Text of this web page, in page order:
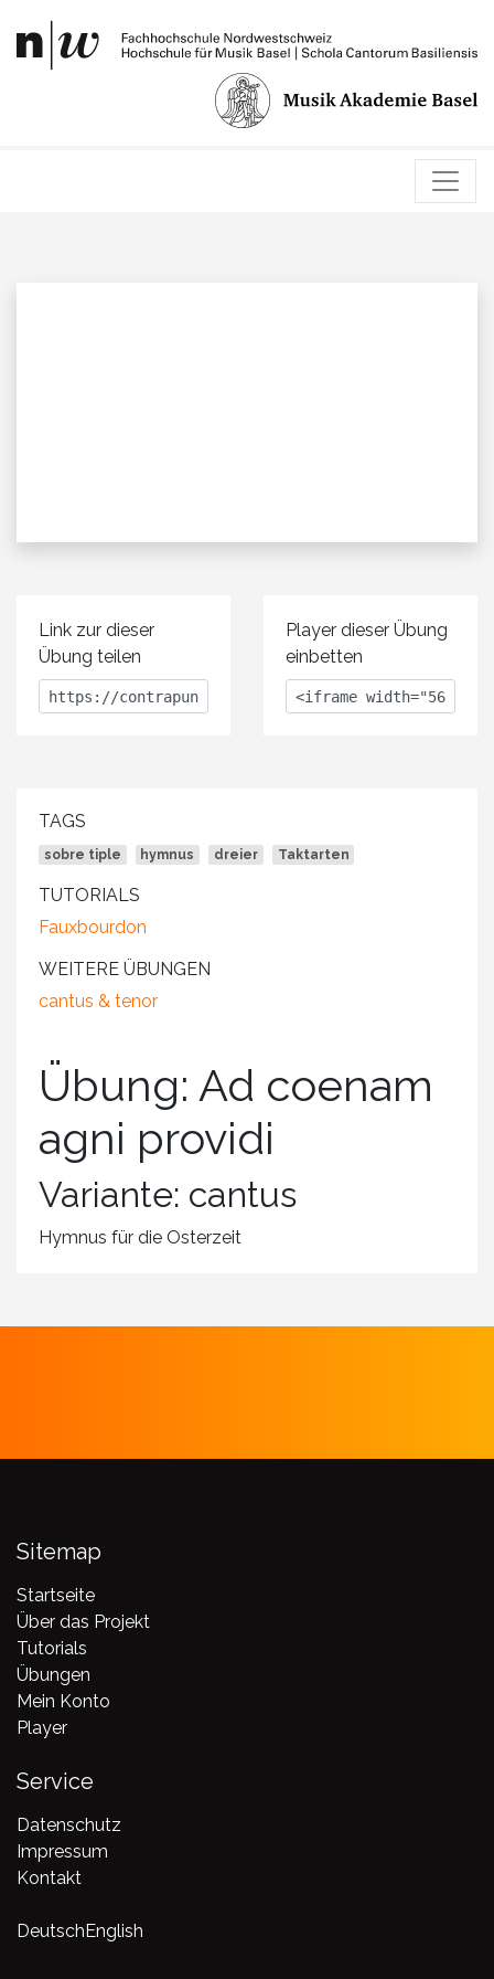
Link zur dieser
Übung teilen
Player dieser Übung
einbetten
Übung: Ad coenam
agni providi
Variante: cantus
Hymnus für die Osterzeit
TAGS
sobre tiple hymnus dreier Taktarten
TUTORIALS
Fauxbourdon
WEITERE ÜBUNGEN
cantus & tenor
Sitemap
Startseite
Über das Projekt
Tutorials
Übungen
Mein Konto
Player
Service
Datenschutz
Impressum
Kontakt
DeutschEnglish